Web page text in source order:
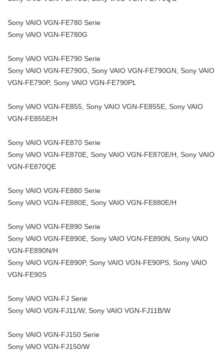
Sony VAIO VGN-FE780 Serie
Sony VAIO VGN-FE780G
Sony VAIO VGN-FE790 Serie
Sony VAIO VGN-FE790G, Sony VAIO VGN-FE790GN, Sony VAIO
VGN-FE790P, Sony VAIO VGN-FE790PL
Sony VAIO VGN-FE855, Sony VAIO VGN-FE855E, Sony VAIO
VGN-FE855E/H
Sony VAIO VGN-FE870 Serie
Sony VAIO VGN-FE870E, Sony VAIO VGN-FE870E/H, Sony VAIO
VGN-FE870QE
Sony VAIO VGN-FE880 Serie
Sony VAIO VGN-FE880E, Sony VAIO VGN-FE880E/H
Sony VAIO VGN-FE890 Serie
Sony VAIO VGN-FE890E, Sony VAIO VGN-FE890N, Sony VAIO
VGN-FE890N/H
Sony VAIO VGN-FE890P, Sony VAIO VGN-FE90PS, Sony VAIO
VGN-FE90S
Sony VAIO VGN-FJ Serie
Sony VAIO VGN-FJ11/W, Sony VAIO VGN-FJ11B/W
Sony VAIO VGN-FJ150 Serie
Sony VAIO VGN-FJ150/W